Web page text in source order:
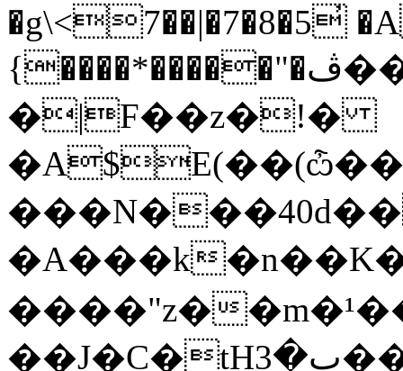
�g\<7��|�7�8�5̓
{����*�����"�ڤ����>��Th}�
�|F��z�!�
�A���k
����"z�
��J�C�tHٻ�3�����ƍ?